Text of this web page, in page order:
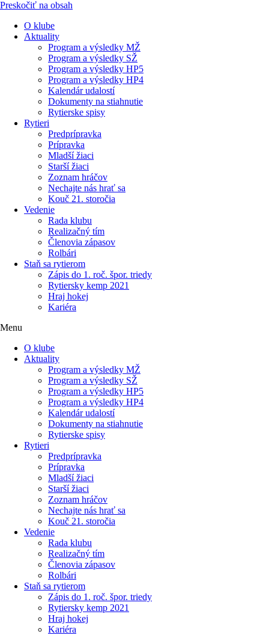
Preskočiť na obsah
O klube
Aktuality
Program a výsledky MŽ
Program a výsledky SŽ
Program a výsledky HP5
Program a výsledky HP4
Kalendár udalostí
Dokumenty na stiahnutie
Rytierske spisy
Rytieri
Predprípravka
Prípravka
Mladší žiaci
Starší žiaci
Zoznam hráčov
Nechajte nás hrať sa
Kouč 21. storočia
Vedenie
Rada klubu
Realizačný tím
Členovia zápasov
Rolbári
Staň sa rytierom
Zápis do 1. roč. špor. triedy
Rytiersky kemp 2021
Hraj hokej
Kariéra
Menu
O klube
Aktuality
Program a výsledky MŽ
Program a výsledky SŽ
Program a výsledky HP5
Program a výsledky HP4
Kalendár udalostí
Dokumenty na stiahnutie
Rytierske spisy
Rytieri
Predprípravka
Prípravka
Mladší žiaci
Starší žiaci
Zoznam hráčov
Nechajte nás hrať sa
Kouč 21. storočia
Vedenie
Rada klubu
Realizačný tím
Členovia zápasov
Rolbári
Staň sa rytierom
Zápis do 1. roč. špor. triedy
Rytiersky kemp 2021
Hraj hokej
Kariéra